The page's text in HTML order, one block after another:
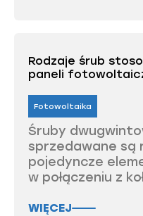
Rodzaje śrub
paneli
Fotowoltaika
Śruby
sprzedawane są
pojedyncze
w połączeniu z
WIĘCEJ